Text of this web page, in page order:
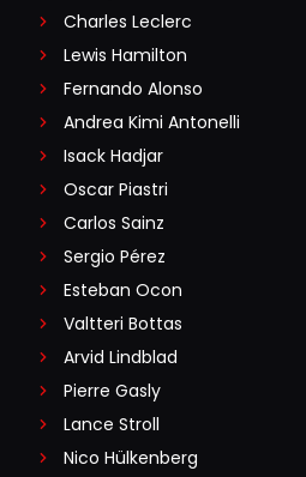
Charles Leclerc
Lewis Hamilton
Fernando Alonso
Andrea Kimi Antonelli
Isack Hadjar
Oscar Piastri
Carlos Sainz
Sergio Pérez
Esteban Ocon
Valtteri Bottas
Arvid Lindblad
Pierre Gasly
Lance Stroll
Nico Hülkenberg